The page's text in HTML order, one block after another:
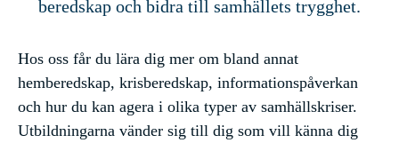
beredskap och bidra till samhällets trygghet.
Hos oss får du lära dig mer om bland annat
hemberedskap, krisberedskap, informationspåverkan
och hur du kan agera i olika typer av samhällskriser.
Utbildningarna vänder sig till dig som vill känna dig